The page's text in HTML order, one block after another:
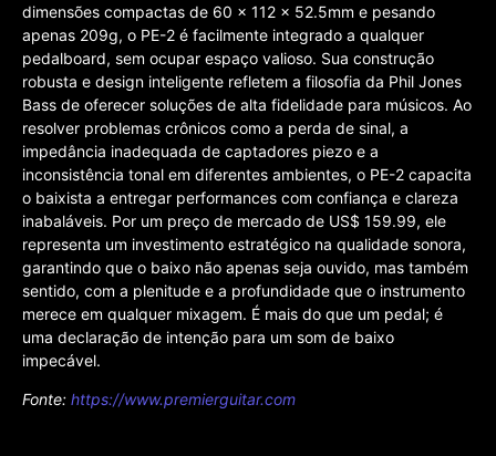
dimensões compactas de 60 x 112 x 52.5mm e pesando
apenas 209g, o PE-2 é facilmente integrado a qualquer
pedalboard, sem ocupar espaço valioso. Sua construção
robusta e design inteligente refletem a filosofia da Phil Jones
Bass de oferecer soluções de alta fidelidade para músicos. Ao
resolver problemas crônicos como a perda de sinal, a
impedância inadequada de captadores piezo e a
inconsistência tonal em diferentes ambientes, o PE-2 capacita
o baixista a entregar performances com confiança e clareza
inabaláveis. Por um preço de mercado de US$ 159.99, ele
representa um investimento estratégico na qualidade sonora,
garantindo que o baixo não apenas seja ouvido, mas também
sentido, com a plenitude e a profundidade que o instrumento
merece em qualquer mixagem. É mais do que um pedal; é
uma declaração de intenção para um som de baixo
impecável.
Fonte: https://www.premierguitar.com